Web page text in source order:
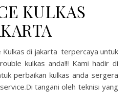
KULKAS
kulkas anda!!! Kami hadir di
perbaikan kulkas anda sergera
tangani oleh teknisi yang